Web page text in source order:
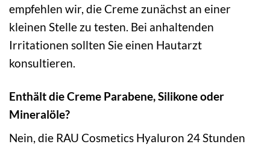
empfehlen wir, die Creme zunächst an einer
kleinen Stelle zu testen. Bei anhaltenden
Irritationen sollten Sie einen Hautarzt
konsultieren.
Enthält die Creme Parabene, Silikone oder
Mineralöle?
Nein, die RAU Cosmetics Hyaluron 24 Stunden